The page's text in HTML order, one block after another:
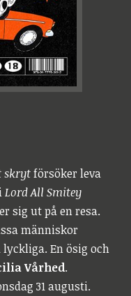
skrytförsöker leva
Lord All Smitey
sig ut på en resa.
människor
En ösig och
Vårhed.
31 augusti.